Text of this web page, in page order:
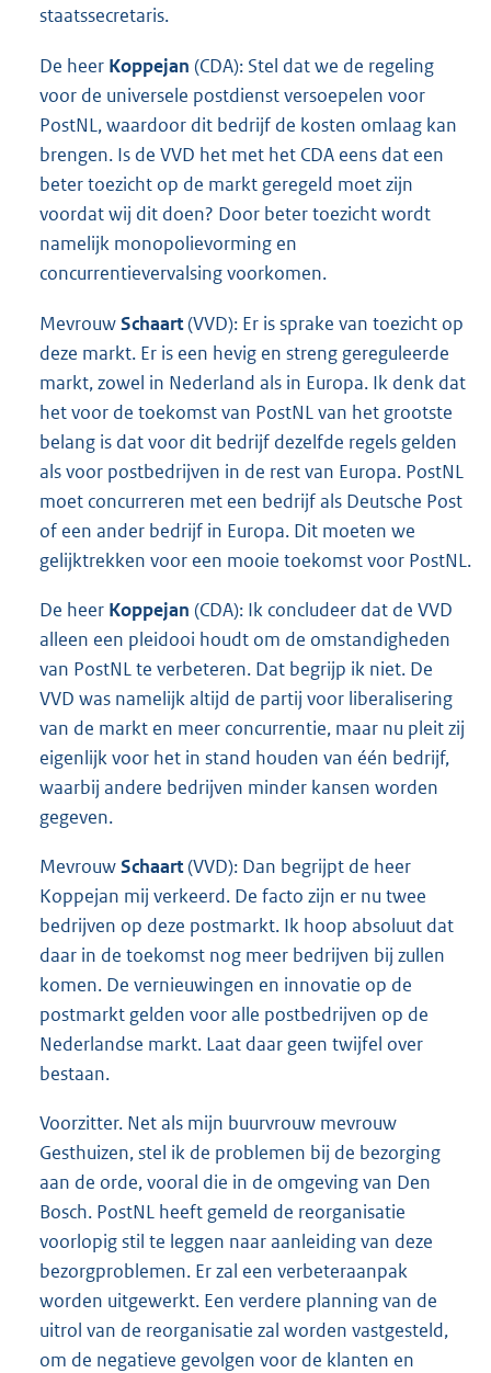
staatssecretaris.
De heer Koppejan (CDA): Stel dat we de regeling
voor de universele postdienst versoepelen voor
PostNL, waardoor dit bedrijf de kosten omlaag kan
brengen. Is de VVD het met het CDA eens dat een
beter toezicht op de markt geregeld moet zijn
voordat wij dit doen? Door beter toezicht wordt
namelijk monopolievorming en
concurrentievervalsing voorkomen.
MevrouwSchaart(VVD): Er is sprake van toezicht op
deze markt. Er is een hevig en streng gereguleerde
markt, zowel in Nederland als in Europa. Ik denk dat
het voor de toekomst van PostNL van het grootste
belang is dat voor dit bedrijf dezelfde regels gelden
als voor postbedrijven in de rest van Europa. PostNL
moet concurreren met een bedrijf als Deutsche Post
of een ander bedrijf in Europa. Dit moeten we
gelijktrekken voor een mooie toekomst voor PostNL.
De heer Koppejan (CDA): Ik concludeer dat de VVD
alleen een pleidooi houdt om de omstandigheden
van PostNL te verbeteren. Dat begrijp ik niet. De
VVD was namelijk altijd de partij voor liberalisering
van de markt en meer concurrentie, maar nu pleit zij
eigenlijk voor het in stand houden van één bedrijf,
waarbij andere bedrijven minder kansen worden
gegeven.
MevrouwSchaart(VVD): Dan begrijpt de heer
Koppejan mij verkeerd. De facto zijn er nu twee
bedrijven op deze postmarkt. Ik hoop absoluut dat
daar in de toekomst nog meer bedrijven bij zullen
komen. De vernieuwingen en innovatie op de
postmarkt gelden voor alle postbedrijven op de
Nederlandse markt. Laat daar geen twijfel over
bestaan.
Voorzitter. Net als mijn buurvrouw mevrouw
Gesthuizen, stel ik de problemen bij de bezorging
aan de orde, vooral die in de omgeving van Den
Bosch. PostNL heeft gemeld de reorganisatie
voorlopig stil te leggen naar aanleiding van deze
bezorgproblemen. Er zal een verbeteraanpak
worden uitgewerkt. Een verdere planning van de
uitrol van de reorganisatie zal worden vastgesteld,
om de negatieve gevolgen voor de klanten en